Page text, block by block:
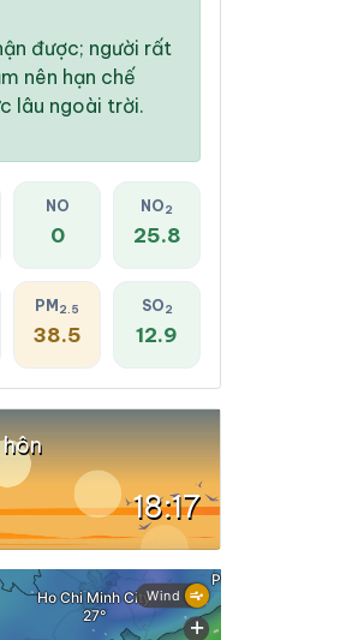
10 %
Mây đen u ám
được; người rất
nên hạn chế
lâu ngoài trời.
NO
0
NO2
25.8
PM 2.5
38.5
SO2
12.9
18:17